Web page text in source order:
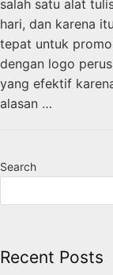
salah satu alat
hari, dan karena
tepat untuk
dengan logo
yang efektif
alasan …
Search
Recent Posts